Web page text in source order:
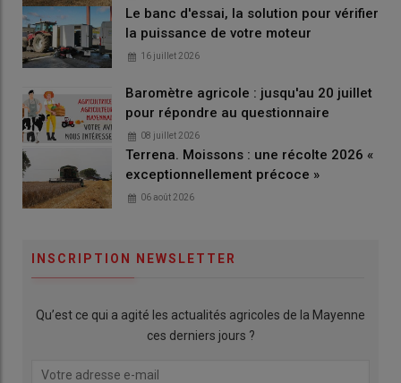
Le banc d'essai, la solution pour vérifier
la puissance de votre moteur
16 juillet 2026
Baromètre agricole : jusqu'au 20 juillet
pour répondre au questionnaire
08 juillet 2026
Terrena. Moissons : une récolte 2026 «
exceptionnellement précoce »
06 août 2026
INSCRIPTION NEWSLETTER
Qu’est ce qui a agité les actualités agricoles de la Mayenne
ces derniers jours ?